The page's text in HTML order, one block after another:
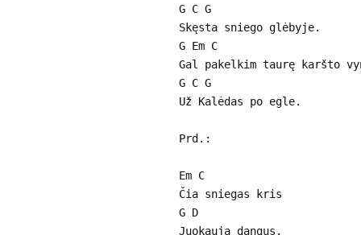
G C G
Skęsta sniego glėbyje.
G Em C
Gal pakelkim taurę karšto
G C G
Už Kalėdas po egle.
Prd.:
Em C
Čia sniegas kris
G D
Juokauja dangus.